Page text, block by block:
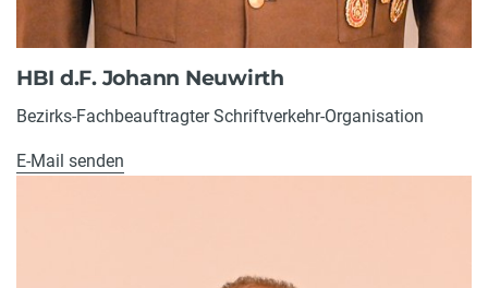
HBI d.F. Johann Neuwirth
Bezirks-Fachbeauftragter Schriftverkehr-Organisation
E-Mail senden